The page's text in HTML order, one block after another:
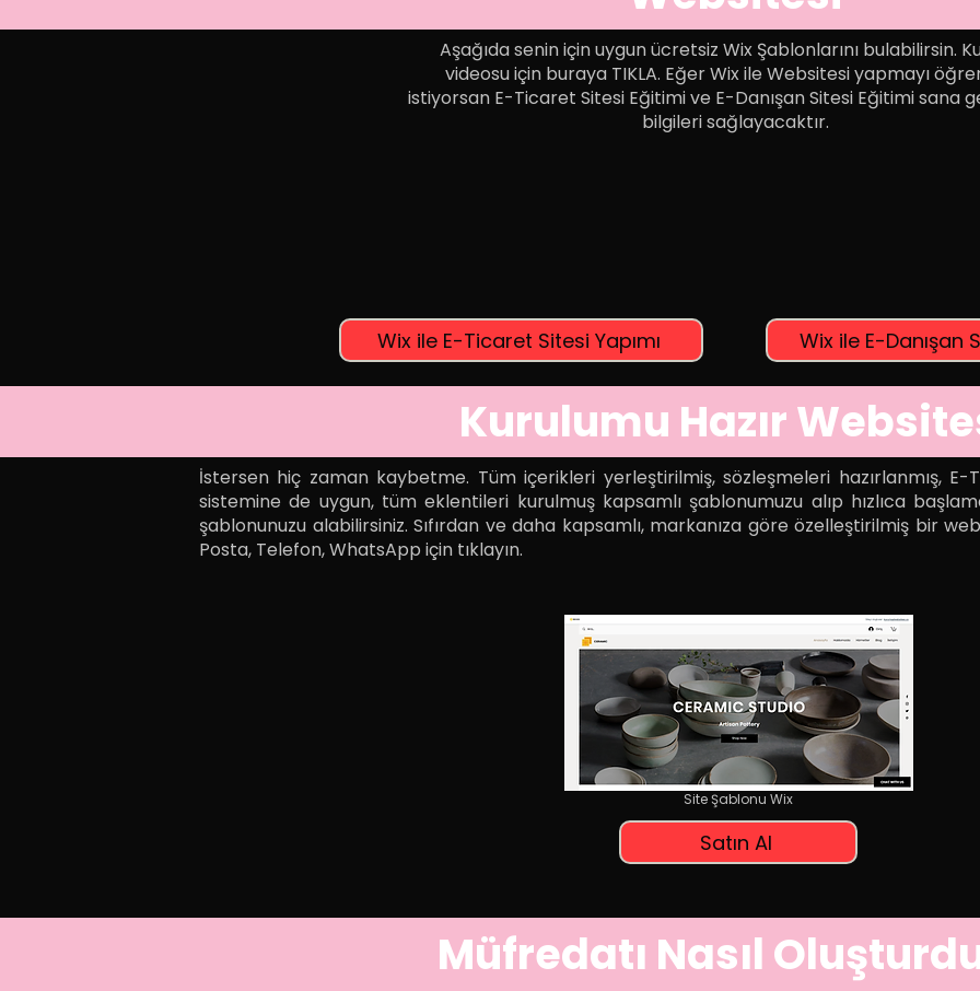
Aşağıda senin için uygun ücretsiz Wix Şablonlarını bulabilirsin.
videosu için buraya TIKLA. Eğer Wix ile Websitesi yapmayı
istiyorsan E-Ticaret Sitesi Eğitimi ve E-Danışan Sitesi Eğitimi sana
bilgileri sağlayacaktır.
Wix ile E-Ticaret Sitesi Yapımı Wix ile E-Danışan
Kurulumu Hazır
İstersen hiç zaman kaybetme. Tüm içerikleri yerleştirilmiş, sözleşmeleri hazırlanmış, E-
sistemine de uygun, tüm eklentileri kurulmuş kapsamlı şablonumuzu alıp hızlıca
şablonunuzu alabilirsiniz. Sıfırdan ve daha kapsamlı, markanıza göre özelleştirilmiş bir
Posta, Telefon, WhatsApp için tıklayın.
Site Şablonu Wix
Satın Al
Müfredatı Nasıl